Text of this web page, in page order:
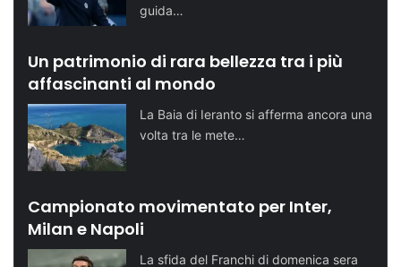
guida…
Un patrimonio di rara bellezza tra i più
affascinanti al mondo
La Baia di Ieranto si afferma ancora una
volta tra le mete…
Campionato movimentato per Inter,
Milan e Napoli
La sfida del Franchi di domenica sera